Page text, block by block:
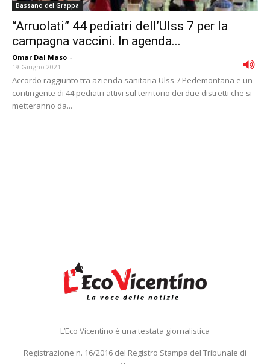
Bassano del Grappa
“Arruolati” 44 pediatri dell’Ulss 7 per la
campagna vaccini. In agenda...
Omar Dal Maso -
19 Giugno 2021
Accordo raggiunto tra azienda sanitaria Ulss 7 Pedemontana e un
contingente di 44 pediatri attivi sul territorio dei due distretti che si
metteranno da...
L’Eco Vicentino è una testata giornalistica
Registrazione n. 16/2016 del Registro Stampa del Tribunale di